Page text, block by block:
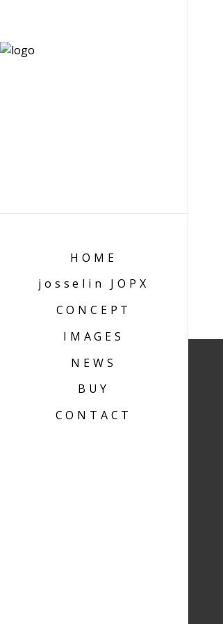
HOME
josselin JOPX
CONCEPT
IMAGES
NEWS
BUY
CONTACT